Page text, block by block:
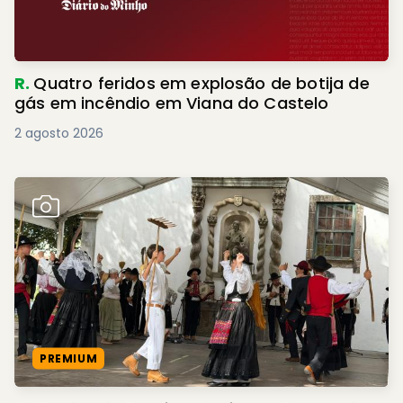
R. Quatro feridos em explosão de botija de
gás em incêndio em Viana do Castelo
2 agosto 2026
PREMIUM